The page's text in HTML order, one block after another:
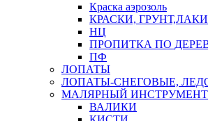
Краска аэрозоль
КРАСКИ, ГРУНТ,ЛАКИ
НЦ
ПРОПИТКА ПО
ПФ
ЛОПАТЫ
ЛОПАТЫ-СНЕГОВЫЕ,
МАЛЯРНЫЙ ИНСТРУМЕНТ
ВАЛИКИ